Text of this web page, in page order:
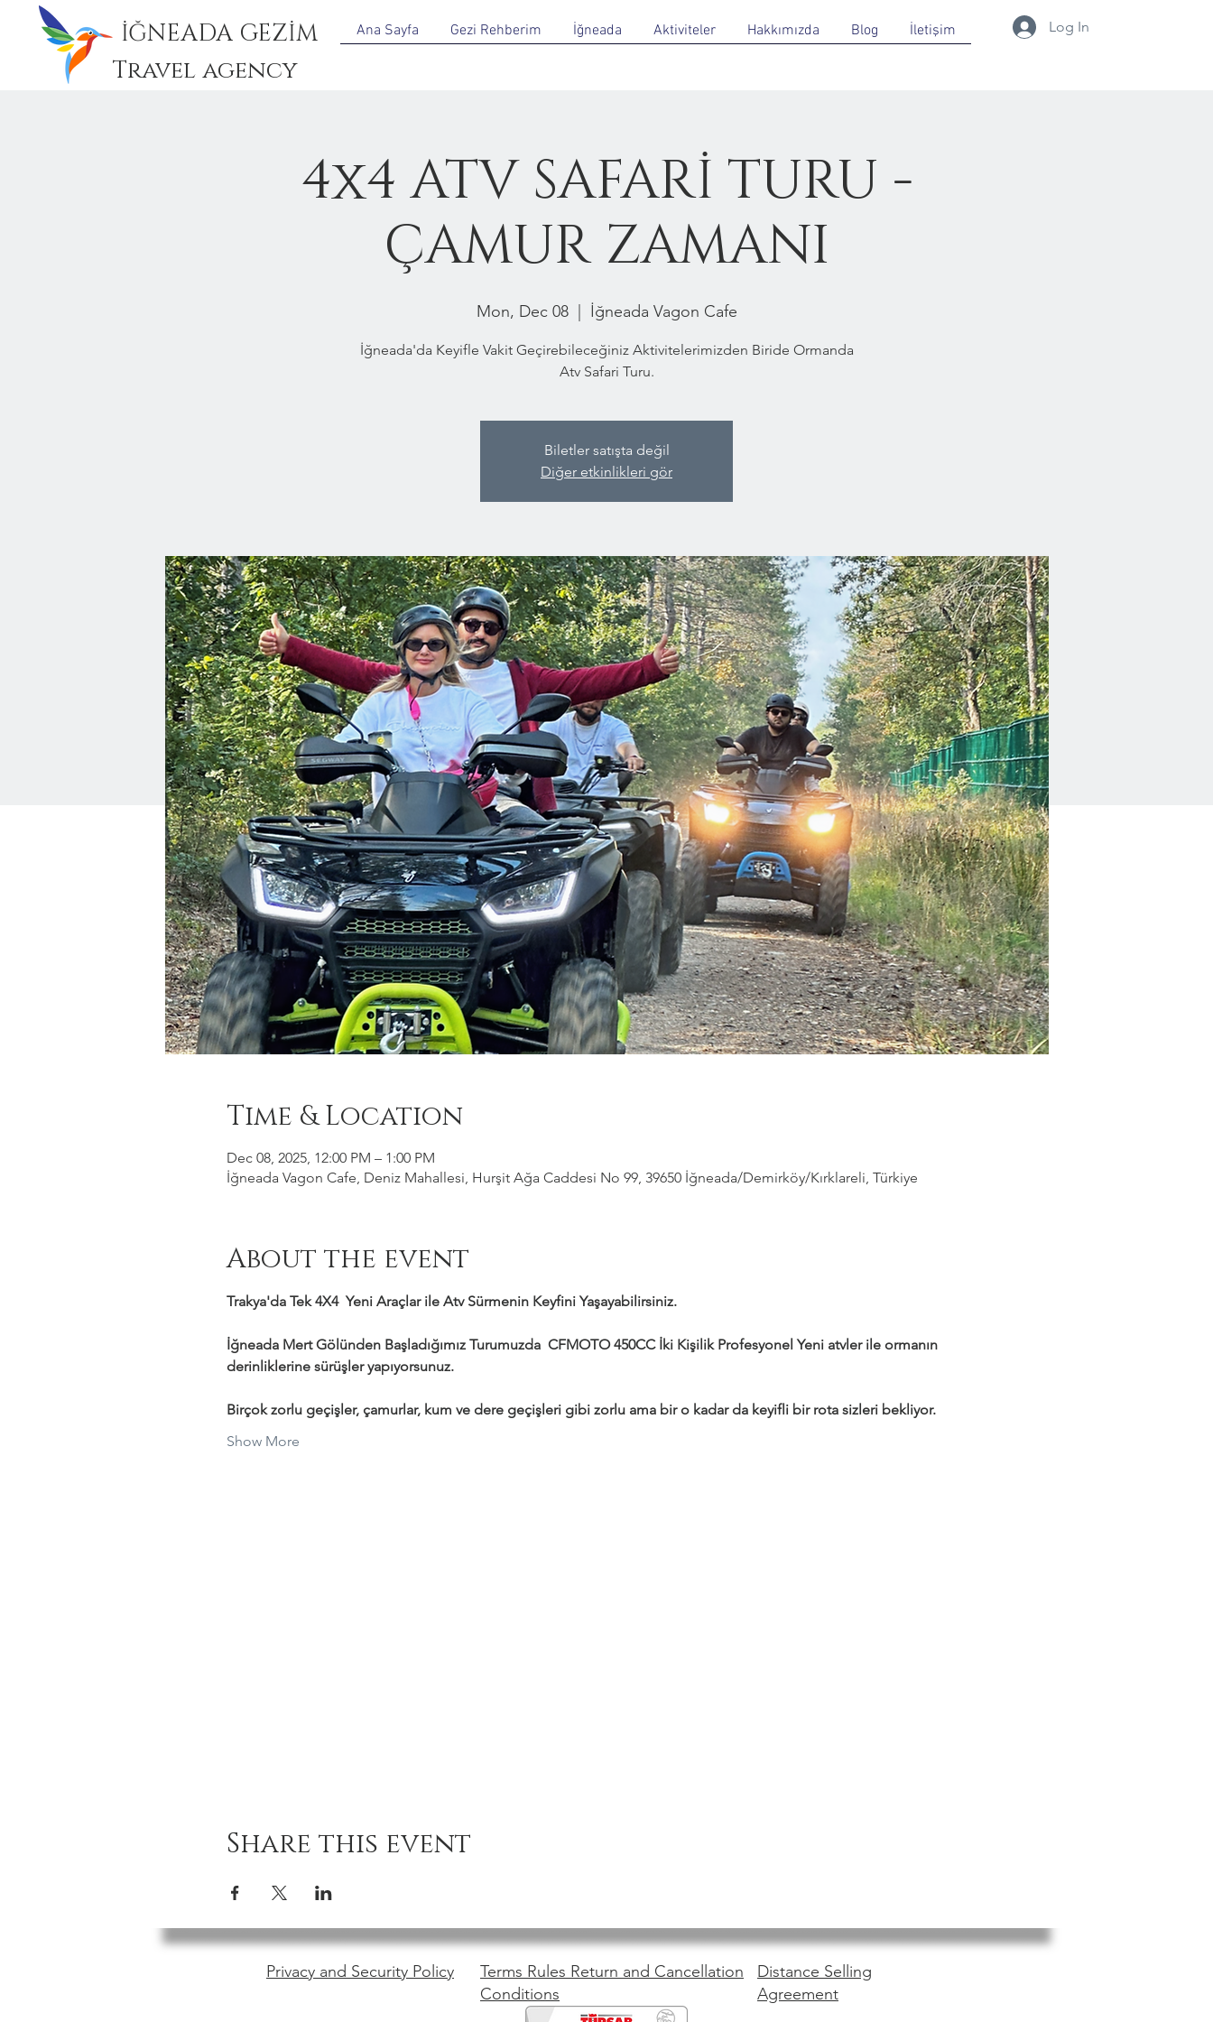
İĞNEADA GEZİM
Travel agency
Ana Sayfa Gezi Rehberim İğneada Aktiviteler Hakkımızda Blog İletişim Log In
4x4 ATV SAFARİ TURU -
ÇAMUR ZAMANI
Mon, Dec 08
  |
İğneada Vagon Cafe
İğneada'da Keyifle Vakit Geçirebileceğiniz Aktivitelerimizden Biride Ormanda
Atv Safari Turu.
Biletler satışta değil
Diğer etkinlikleri gör
Time & Location
Dec 08, 2025, 12:00 PM – 1:00 PM
İğneada Vagon Cafe, Deniz Mahallesi, Hurşit Ağa Caddesi No 99, 39650 İğneada/Demirköy/Kırklareli, Türkiye
About the event
Trakya'da Tek 4X4  Yeni Araçlar ile Atv Sürmenin Keyfini Yaşayabilirsiniz.
İğneada Mert Gölünden Başladığımız Turumuzda  CFMOTO 450CC İki Kişilik Profesyonel Yeni atvler ile ormanın
derinliklerine sürüşler yapıyorsunuz.
Birçok zorlu geçişler, çamurlar, kum ve dere geçişleri gibi zorlu ama bir o kadar da keyifli bir rota sizleri bekliyor.
Show More
Share this event
Privacy and Security Policy
Terms Rules Return and Cancellation
Conditions
Distance Selling
Agreement